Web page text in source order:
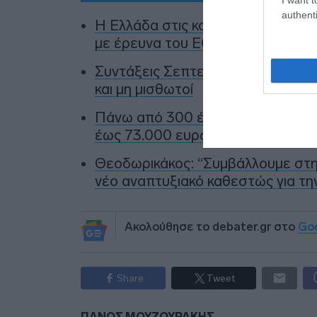
Η Ελλάδα στις κορυφαίες
με έρευνα του ΕΟΤ
Συντάξεις Σεπτεμβρίου 2026:
και μη μισθωτοί
Πάνω από 300 έλεγχοι στις
έως 73.000 ευρώ και σφραγίσεις
Θεοδωρικάκος: “Συμβάλλουμε
νέο αναπτυξιακό καθεστώς για
Ακολούθησε το debater.gr στο
Share Tweet